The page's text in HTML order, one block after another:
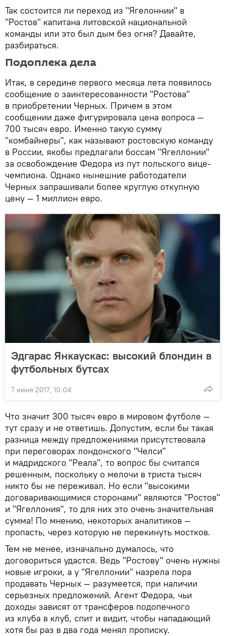
Так состоится ли переход из "Ягелоннии" в
"Ростов" капитана литовской национальной
команды или это был дым без огня? Давайте,
разбираться.
Подоплека дела
Итак, в середине первого месяца лета появилось
сообщение о заинтересованности "Ростова"
в приобретении Черных. Причем в этом
сообщении даже фигурировала цена вопроса —
700 тысяч евро. Именно такую сумму
"комбайнеры", как называют ростовскую команду
в России, якобы предлагали боссам "Ягеллонии"
за освобождение Федора из пут польского вице-
чемпиона. Однако нынешние работодатели
Черных запрашивали более круглую откупную
цену — 1 миллион евро.
Эдгарас Янкаускас: высокий блондин в
футбольных бутсах
7 июня 2017, 10:04
Что значит 300 тысяч евро в мировом футболе —
тут сразу и не ответишь. Допустим, если бы такая
разница между предложениями присутствовала
при переговорах лондонского "Челси"
и мадридского "Реала", то вопрос бы считался
решенным, поскольку о мелочи в триста тысяч
никто бы не переживал. Но если "высокими
договаривающимися сторонами" являются "Ростов"
и "Ягеллония", то для них это очень значительная
сумма! По мнению, некоторых аналитиков —
пропасть, через которую не перекинуть мостков.
Тем не менее, изначально думалось, что
договориться удастся. Ведь "Ростову" очень нужны
новые игроки, а у "Ягеллонии" назрела пора
продавать Черных — разумеется, при наличии
серьезных предложений. Агент Федора, чьи
доходы зависят от трансферов подопечного
из клуба в клуб, спит и видит, чтобы нападающий
хотя бы раз в два года менял прописку.